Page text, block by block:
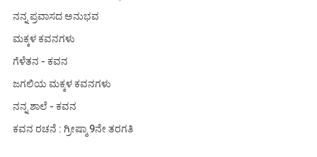
ನನ್ನ ಪ್ರವಾಸದ ಅನುಭವ
ಮಕ್ಕಳ ಕವನಗಳು
ಗೆಳೆತನ - ಕವನ
ಜಗಲಿಯ ಮಕ್ಕಳ ಕವನಗಳು
ನನ್ನ ಶಾಲೆ - ಕವನ
ಕವನ ರಚನೆ : ಗ್ರೀಷ್ಮಾ 9ನೇ ತರಗತಿ